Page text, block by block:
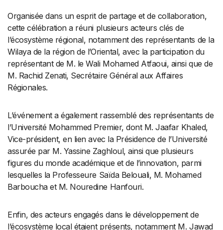
Organisée dans un esprit de partage et de collaboration,
cette célébration a réuni plusieurs acteurs clés de
l’écosystème régional, notamment des représentants de la
Wilaya de la région de l’Oriental, avec la participation du
représentant de M. le Wali Mohamed Atfaoui, ainsi que de
M. Rachid Zenati, Secrétaire Général aux Affaires
Régionales.
L’événement a également rassemblé des représentants de
l’Université Mohammed Premier, dont M. Jaafar Khaled,
Vice-président, en lien avec la Présidence de l’Université
assurée par M. Yassine Zaghloul, ainsi que plusieurs
figures du monde académique et de l’innovation, parmi
lesquelles la Professeure Saïda Belouali, M. Mohamed
Barboucha et M. Nouredine Hanfouri.
Enfin, des acteurs engagés dans le développement de
l’écosystème local étaient présents, notamment M. Jawad